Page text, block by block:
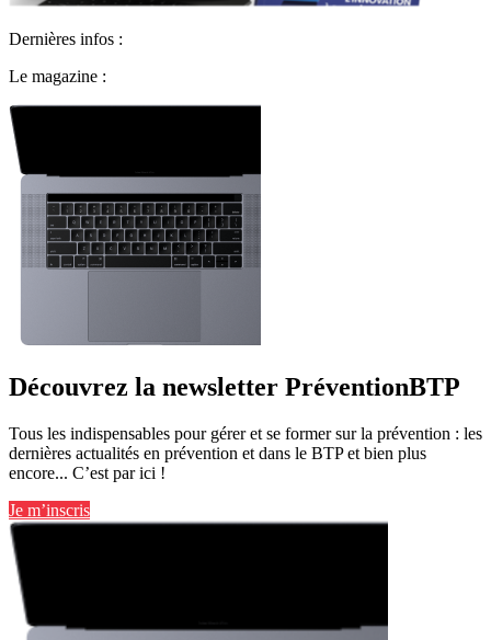
Dernières infos :
Le magazine :
Découvrez la newsletter PréventionBTP
Tous les indispensables pour gérer et se former sur la prévention : les
dernières actualités en prévention et dans le BTP et bien plus
encore... C’est par ici !
Je m’inscris